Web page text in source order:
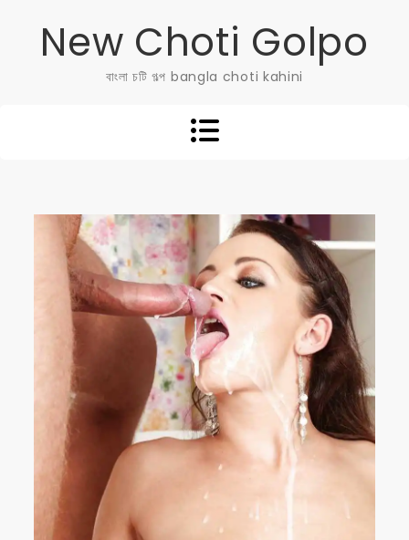
New Choti Golpo
বাংলা চটি গল্প bangla choti kahini